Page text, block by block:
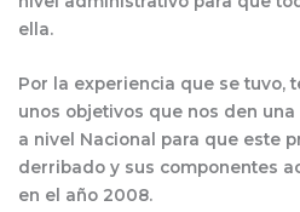
ella.
Por la experiencia que se tuvo,
unos objetivos que nos den
a nivel Nacional para que este
derribado y sus componentes
en el año 2008.